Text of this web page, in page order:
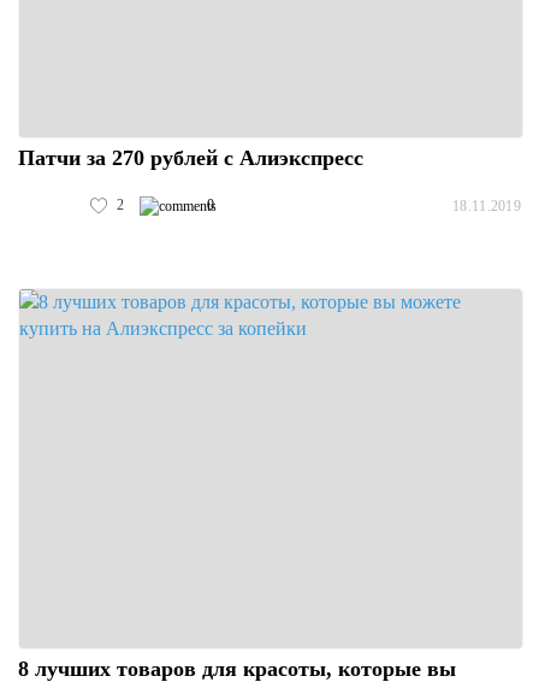
Патчи за 270 рублей с Алиэкспресс
2 0 18.11.2019
8 лучших товаров для красоты, которые вы